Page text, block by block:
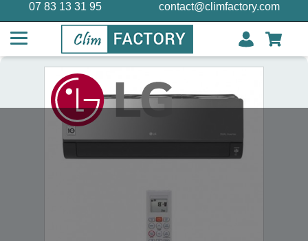
07 83 13 31 95
contact@climfactory.com